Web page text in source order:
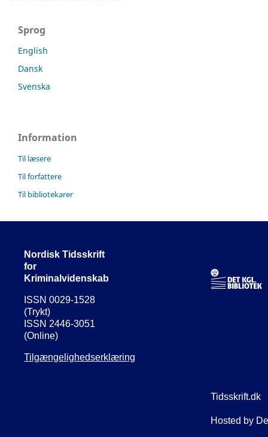
Sprog
English
Dansk
Svenska
Information
Til læsere
Til forfattere
Til bibliotekarer
Nordisk Tidsskrift
for
Kriminalvidenskab
ISSN 0029-1528
(Trykt)
ISSN 2446-3051
(Online)
Tilgængelighedserklæring